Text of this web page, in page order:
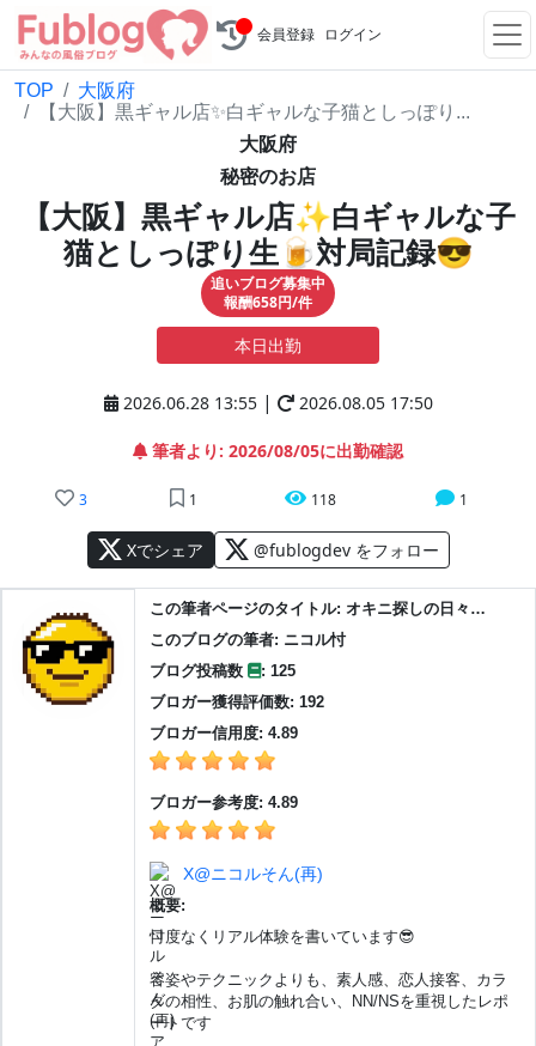
会員登録 ログイン
TOP
大阪府
【大阪】黒ギャル店✨白ギャルな子猫としっぽり...
大阪府
秘密のお店
【大阪】黒ギャル店✨白ギャルな子
猫としっぽり生🍺対局記録😎
追いブログ募集中
報酬658円/件
本日出勤
2026.06.28 13:55 | 2026.08.05 17:50
筆者より: 2026/08/05に出勤確認
3 1 118 1
Xでシェア @fublogdev をフォロー
この筆者ページのタイトル: オキニ探しの日々…
このブログの筆者: ニコル忖
ブログ投稿数
: 125
ブロガー獲得評価数: 192
ブロガー信用度: 4.89
ブロガー参考度: 4.89
X@ニコルそん(再)
概要:
忖度なくリアル体験を書いています😎
容姿やテクニックよりも、素人感、恋人接客、カラ
ダの相性、お肌の触れ合い、NN/NSを重視したレポ
ートです